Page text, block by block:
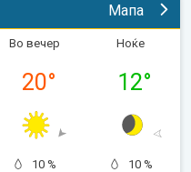
Мапа
Во вечер
20°
10 %
Ноќе
12°
10 %